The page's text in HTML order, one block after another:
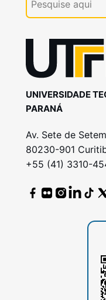
UNIVERSIDADE
PARANÁ
Av. Sete de
80230-901
+55 (41) 3310-